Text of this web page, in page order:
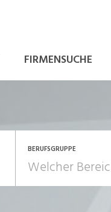
FIRMENSUCHE
BERUFSGRUPPE